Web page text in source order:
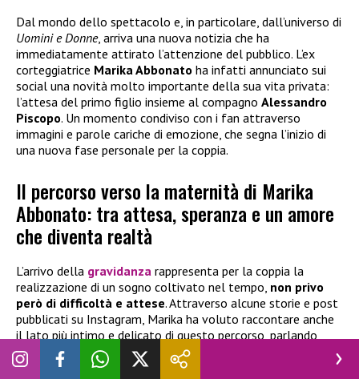
Dal mondo dello spettacolo e, in particolare, dall’universo di
Uomini e Donne, arriva una nuova notizia che ha
immediatamente attirato l’attenzione del pubblico. L’ex
corteggiatrice Marika Abbonato ha infatti annunciato sui
social una novità molto importante della sua vita privata:
l’attesa del primo figlio insieme al compagno Alessandro
Piscopo. Un momento condiviso con i fan attraverso
immagini e parole cariche di emozione, che segna l’inizio di
una nuova fase personale per la coppia.
Il percorso verso la maternità di Marika
Abbonato: tra attesa, speranza e un amore
che diventa realtà
L’arrivo della gravidanza rappresenta per la coppia la
realizzazione di un sogno coltivato nel tempo, non privo
però di difficoltà e attese. Attraverso alcune storie e post
pubblicati su Instagram, Marika ha voluto raccontare anche
il lato più intimo e delicato di questo percorso, parlando
apertamente delle emozioni vissute. In uno dei suoi
messaggi ha scritto parole molto intense rivolgendosi al